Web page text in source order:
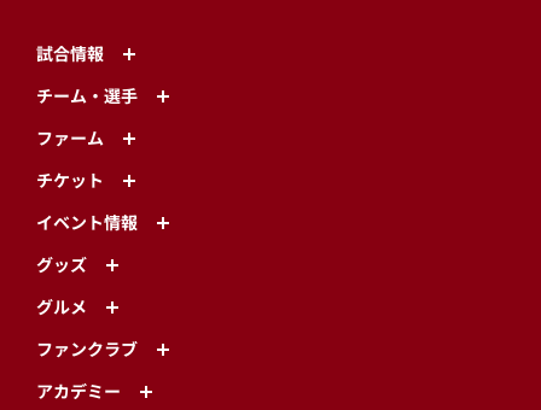
試合情報
チーム・選手
ファーム
チケット
イベント情報
グッズ
グルメ
ファンクラブ
アカデミー